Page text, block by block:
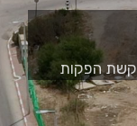
קשת הפקות